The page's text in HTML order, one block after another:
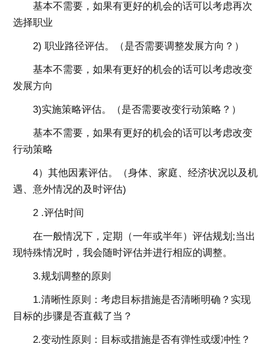
基本不需要，如果有更好的机会的话可以考虑再次
选择职业
2) 职业路径评估。（是否需要调整发展方向？）
基本不需要，如果有更好的机会的话可以考虑改变
发展方向
3)实施策略评估。（是否需要改变行动策略？）
基本不需要，如果有更好的机会的话可以考虑改变
行动策略
4）其他因素评估。（身体、家庭、经济状况以及机
遇、意外情况的及时评估)
2 .评估时间
在一般情况下，定期（一年或半年）评估规划;当出
现特殊情况时，我会随时评估并进行相应的调整。
3.规划调整的原则
1.清晰性原则：考虑目标措施是否清晰明确？实现
目标的步骤是否直截了当？
2.变动性原则：目标或措施是否有弹性或缓冲性？